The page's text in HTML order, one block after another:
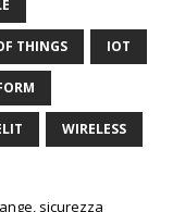
THINGS IOT
WIRELESS
sicurezza